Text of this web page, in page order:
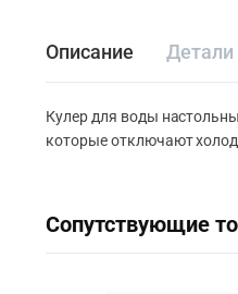
Описание Детали
Кулер для воды
которые отключают
Сопутствующие